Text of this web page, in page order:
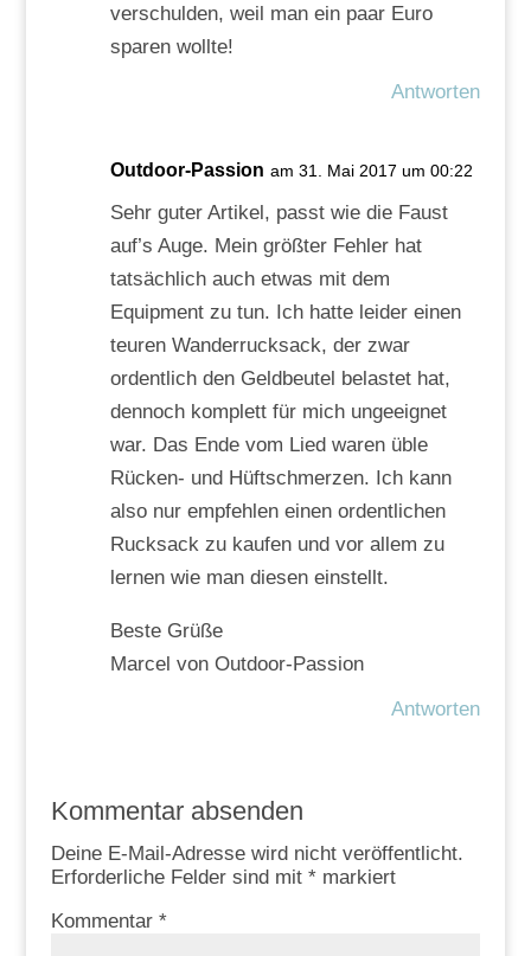
verschulden, weil man ein paar Euro
sparen wollte!
Antworten
Outdoor-Passion am 31. Mai 2017 um 00:22
Sehr guter Artikel, passt wie die Faust
auf’s Auge. Mein größter Fehler hat
tatsächlich auch etwas mit dem
Equipment zu tun. Ich hatte leider einen
teuren Wanderrucksack, der zwar
ordentlich den Geldbeutel belastet hat,
dennoch komplett für mich ungeeignet
war. Das Ende vom Lied waren üble
Rücken- und Hüftschmerzen. Ich kann
also nur empfehlen einen ordentlichen
Rucksack zu kaufen und vor allem zu
lernen wie man diesen einstellt.
Beste Grüße
Marcel von Outdoor-Passion
Antworten
Kommentar absenden
Deine E-Mail-Adresse wird nicht veröffentlicht.
Erforderliche Felder sind mit *markiert
Kommentar *